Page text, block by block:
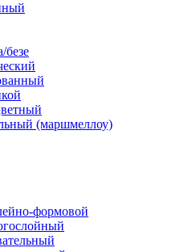
безе
(маршмеллоу)
формовой